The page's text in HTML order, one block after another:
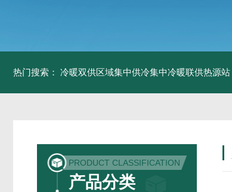
热门搜索： 冷暖双供区域集中供冷集中冷暖联供热源站
PRODUCT CLASSIFICATION
产品分类